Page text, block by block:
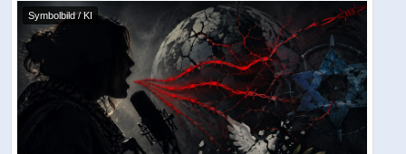
Symbolbild / KI